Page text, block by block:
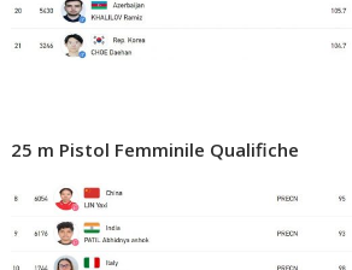
25 m Pistol Femminile Qualifiche